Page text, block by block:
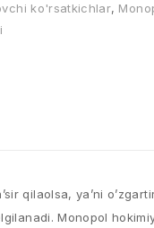
ko'rsatkichlar,
qilaolsa, ya’ni
Monopol